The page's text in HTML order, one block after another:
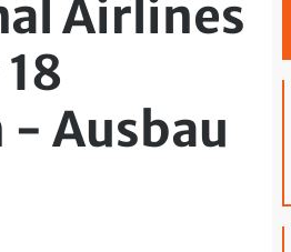
Airlines
- Ausbau